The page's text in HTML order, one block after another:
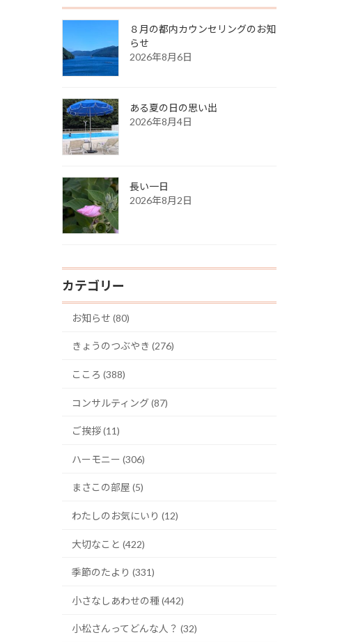
８月の都内カウンセリングのお知
らせ
2026年8月6日
ある夏の日の思い出
2026年8月4日
長い一日
2026年8月2日
カテゴリー
お知らせ (80)
きょうのつぶやき (276)
こころ (388)
コンサルティング (87)
ご挨拶 (11)
ハーモニー (306)
まさこの部屋 (5)
わたしのお気にいり (12)
大切なこと (422)
季節のたより (331)
小さなしあわせの種 (442)
小松さんってどんな人？ (32)